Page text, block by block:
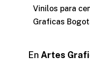
Vinilos para
Graficas
En Artes